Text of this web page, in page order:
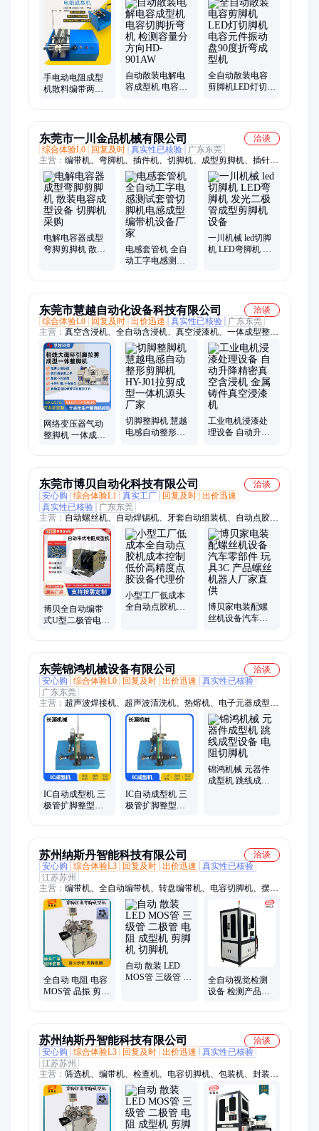
打药喷雾机、传感器、电磁阀、保护器、电动脚手架、装载机电
子秤、砌筑升降平台、光伏板升降机、内撑吊具、混凝土振动
棒、打标机、裁剪机、研磨机、压铆机、小型装载机、洗消剂、
防爆风机
手电动电阻成型
机散料编带两用
自动散装电解电
容成型机 电容切
全自动散装电容
剪脚机LED灯切脚
东莞市一川金品机械有限公司
洽谈
综合体验L0
回复及时 真实性已核验
广东东莞
主营： 编带机、弯脚机、插件机、切脚机、成型剪脚机、插针
机、线束设备
电解电容器成型
弯脚剪脚机 散装
电感套管机 全自
动工字电感测试
一川机械 led切脚
机 LED弯脚机 发
东莞市慧越自动化设备科技有限公司
洽谈
综合体验L0
回复及时 出价迅速 真实性已核验
广东东莞
主营： 真空含浸机、全自动含浸机、真空浸漆机、一体成型整脚
机、变压器浸漆机、马达定子浸漆机、电感线圈浸漆机、浸漆烘
干设备、充电器包膜机、USB壳包膜机、自动贴膜机、自动包胶
机、变压器包胶机、CNC绕线机、单轴绕线机、变压器绕线机、
磁环绕线机、变压器套管机、绕线套管机、自动焊锡机、变压器
焊锡机、自动整脚机、变压器整脚机、磁环电感整脚机、红外线
隧道炉、隧道炉烘干线
网络变压器气动
整脚机 一体成型
切脚整脚机 慧越
电感自动整形剪
工业电机浸漆处
理设备 自动升降
东莞市博贝自动化科技有限公司
洽谈
安心购
综合体验L1 真实工厂 回复及时 出价迅速
真实性已核验
广东东莞
主营： 自动螺丝机、自动焊锡机、牙套自动组装机、自动点胶
机、自动剪脚机、HOD 导电布压焊机
博贝全自动编带
式U型二极管电阻
小型工厂低成本
全自动点胶机成
博贝家电装配螺
丝机设备汽车零
东莞锦鸿机械设备有限公司
洽谈
安心购
综合体验L0 回复及时 出价迅速
真实性已核验
广东东莞
主营： 超声波焊接机、超声波清洗机、热熔机、电子元器成型
机、热压机、高周波吸塑机、产品水口分离机、超声波伺服机、
过滤网焊接设备、无纺布超音波熔接机、塑胶外壳塑焊机、超声
波塑料塑焊机、高周波同步溶切机、数字化型超声波焊接机、全
自动塑料焊接设备、自动化超声波焊接机、pp超音波塑焊机、金
属焊接机、超声波水口自动分离机、高周波机、自动焊接机、超
声波金属焊接机、塑料焊接机、超声波线速焊接机、仪表台热溶
柳接机
IC自动成型机 三
极管扩脚整型设
IC自动成型机 三
极管扩脚整型设
锦鸿机械 元器件
成型机 跳线成型
苏州纳斯丹智能科技有限公司
洽谈
安心购
综合体验L3 回复及时 出价迅速
真实性已核验
江苏苏州
主营： 编带机、全自动编带机、转盘编带机、电容切脚机、摆臂
编带机、柔性编带机、载带包装机、半自动编带机、贴片编带
机、半导体编带机、五金件编带机、IC编带机、SMT编带机、
SMD编带机、镍片编带机、螺母编带机、弹片编带机、芯片编
带机、编带包装机、检测编带机、O型圈组装机、密封圈组装机
全自动 电阻 电容
MOS管 晶振 剪脚
自动 散装 LED
MOS管 三级管 二
全自动视觉检测
设备 检测产品尺
苏州纳斯丹智能科技有限公司
洽谈
安心购
综合体验L3 回复及时 出价迅速
真实性已核验
江苏苏州
主营： 筛选机、编带机、检查机、电容切脚机、包装机、封装
机、检测机、电子元件、工装夹具、轻触开关、检测设备、载带
包装、测编一体机、电子元器件、裁切组装设备、工业相机支
架、旋转编码开关、密封圈组装机、密封圈装配机、外观尺寸检
测、全自动编带设备、光学影像分拣机